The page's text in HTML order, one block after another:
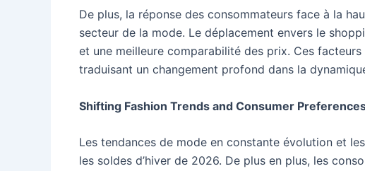
De plus, la réponse des consommateurs face à la
secteur de la mode. Le déplacement envers le
et une meilleure comparabilité des prix. Ces
traduisant un changement profond dans la
Shifting Fashion Trends and Consumer
Les tendances de mode en constante évolution et
les soldes d’hiver de 2026. De plus en plus, les